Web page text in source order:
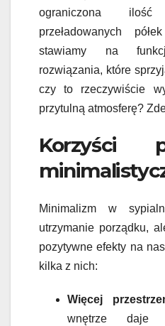
ograniczona
przeładowanych
stawiamy na
rozwiązania, które
czy to rzeczywiście
przytulną atmosferę?
Korzyści
Minimalizm w
utrzymanie porządku,
pozytywne efekty na
kilka z nich:
Więcej
wnętrze daje